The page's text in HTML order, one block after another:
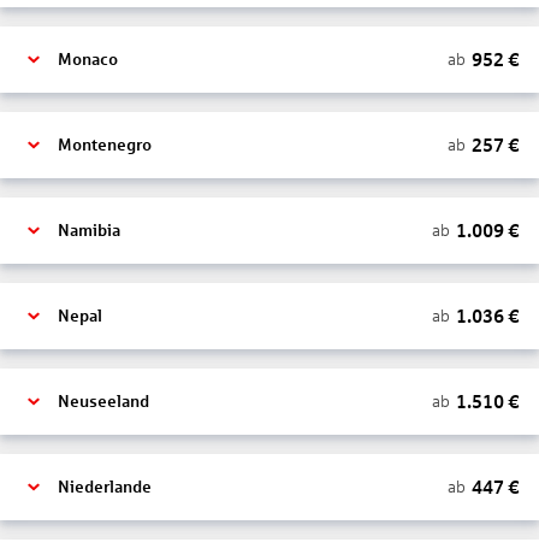
Monaco ab 952 €
Montenegro ab 257 €
Namibia ab 1.009€
Nepal ab 1.036€
Neuseeland ab 1.510€
Niederlande ab 447 €